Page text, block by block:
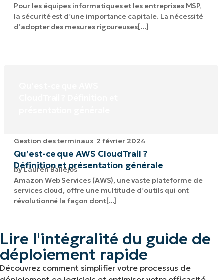
Pour les équipes informatiques et les entreprises MSP,
la sécurité est d’une importance capitale. La nécessité
d’adopter des mesures rigoureuses[...]
Gestion des terminaux 2 février 2024
Qu’est-ce que AWS CloudTrail ?
Définition et présentation générale
byLauren Ballejos
Amazon Web Services (AWS), une vaste plateforme de
services cloud, offre une multitude d’outils qui ont
révolutionné la façon dont[...]
Lire l'intégralité du guide de
déploiement rapide
Découvrez comment simplifier votre processus de